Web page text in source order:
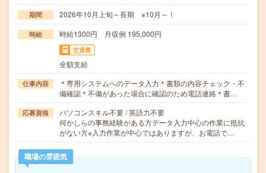
期間 2026年10月上旬～長期 ※10月～！
時給 時給1300円 月収例 195,000円
交通費
全額支給
仕事内容
＊専用システムへのデータ入力＊書類の内容チェック・不
備確認＊不備があった場合に確認のため電話連絡＊書…
応募資格
パソコンスキル不要 / 英語力不要
何かしらの事務経験がある方データ入力中心の作業に抵抗
がない方※入力作業が中心ではありますが、お電話で…
職場の雰囲気